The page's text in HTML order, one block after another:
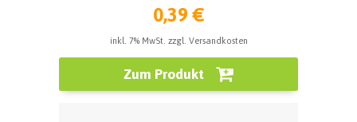
0,39 €
inkl. 7% MwSt. zzgl. Versandkosten
Zum Produkt